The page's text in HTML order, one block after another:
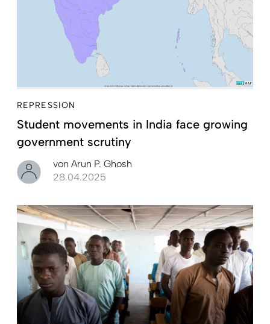
REPRESSION
Student movements in India face growing
government scrutiny
von Arun P. Ghosh
28.04.2025